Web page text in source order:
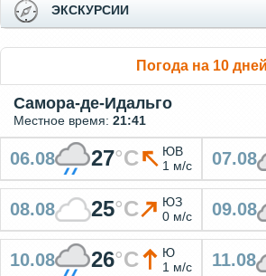
ЭКСКУРСИИ
Погода на 10 дней
Самора-де-Идальго
Местное время: 21:41
06.08 27°C
ЮВ
1 м/с
07.08
08.08 25°C
ЮЗ
0 м/с
09.08
10.08 26°C
Ю
1 м/с
11.08